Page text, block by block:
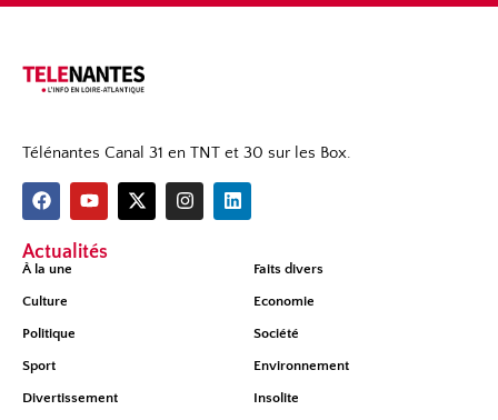
Télénantes Canal 31 en TNT et 30 sur les Box.
Actualités
À la une Faits divers
Culture Economie
Politique Société
Sport Environnement
Divertissement Insolite